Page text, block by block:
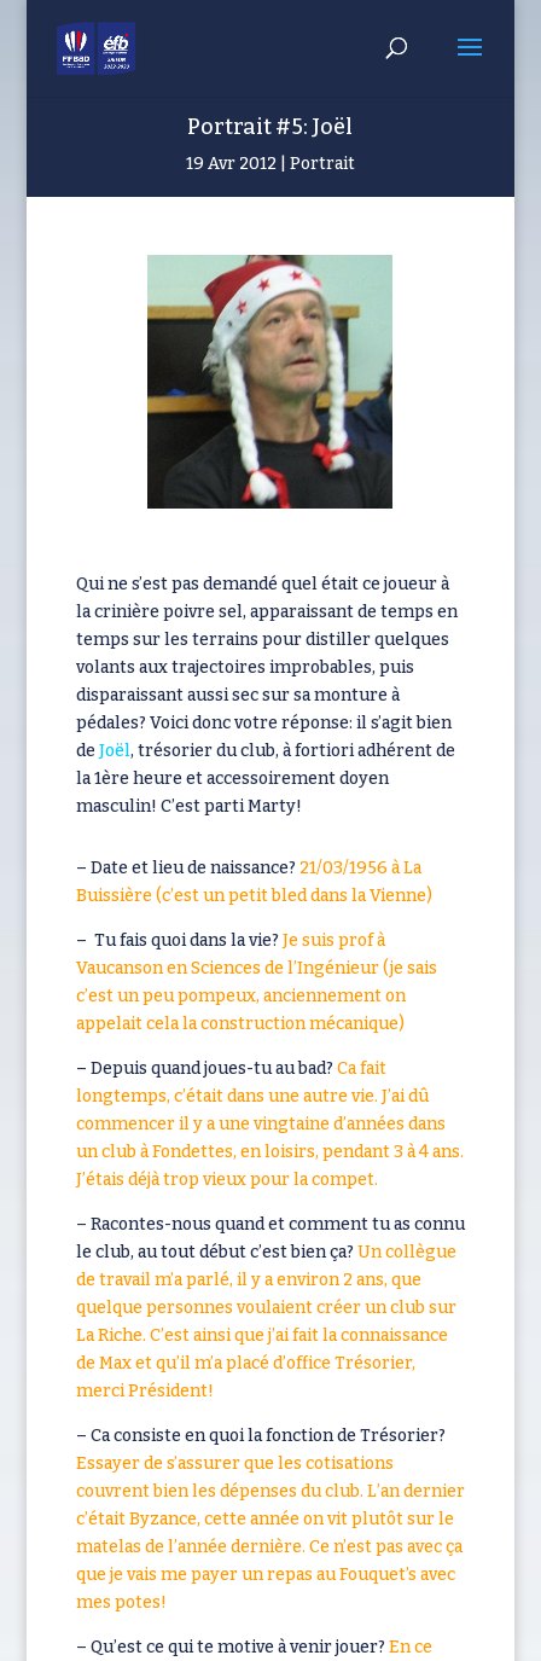
Portrait #5: Joël
19 Avr 2012 Portrait
Qui ne s’est pas demandé quel était ce joueur à
la crinière poivre sel, apparaissant de temps en
temps sur les terrains pour distiller quelques
volants aux trajectoires improbables, puis
disparaissant aussi sec sur sa monture à
pédales? Voici donc votre réponse: il s’agit bien
deJoël, trésorier du club, à fortiori adhérent de
la 1ère heure et accessoirement doyen
masculin! C’est parti Marty!
– Date et lieu de naissance? 21/03/1956 à La
Buissière (c’est un petit bled dans la Vienne)
– Tu fais quoi dans la vie? Je suis prof à
Vaucanson en Sciences de l’Ingénieur (je sais
c’est un peu pompeux, anciennement on
appelait cela la construction mécanique)
– Depuis quand joues-tu au bad? Ca fait
longtemps, c’était dans une autre vie. J’ai dû
commencer il y a une vingtaine d’années dans
un club à Fondettes, en loisirs, pendant 3 à 4 ans.
J’étais déjà trop vieux pour la compet.
– Racontes-nous quand et comment tu as connu
le club, au tout début c’est bien ça? Un collègue
de travail m’a parlé, il y a environ 2 ans, que
quelque personnes voulaient créer un club sur
La Riche. C’est ainsi que j’ai fait la connaissance
de Max et qu’il m’a placé d’office Trésorier,
merci Président!
– Ca consiste en quoi la fonction de Trésorier?
Essayer de s’assurer que les cotisations
couvrent bien les dépenses du club. L’an dernier
c’était Byzance, cette année on vit plutôt sur le
matelas de l’année dernière. Ce n’est pas avec ça
que je vais me payer un repas au Fouquet’s avec
mes potes!
– Qu’est ce qui te motive à venir jouer? En ce